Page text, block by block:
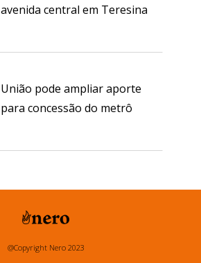
avenida central em Teresina
União pode ampliar aporte
para concessão do metrô
@Copyright Nero 2023